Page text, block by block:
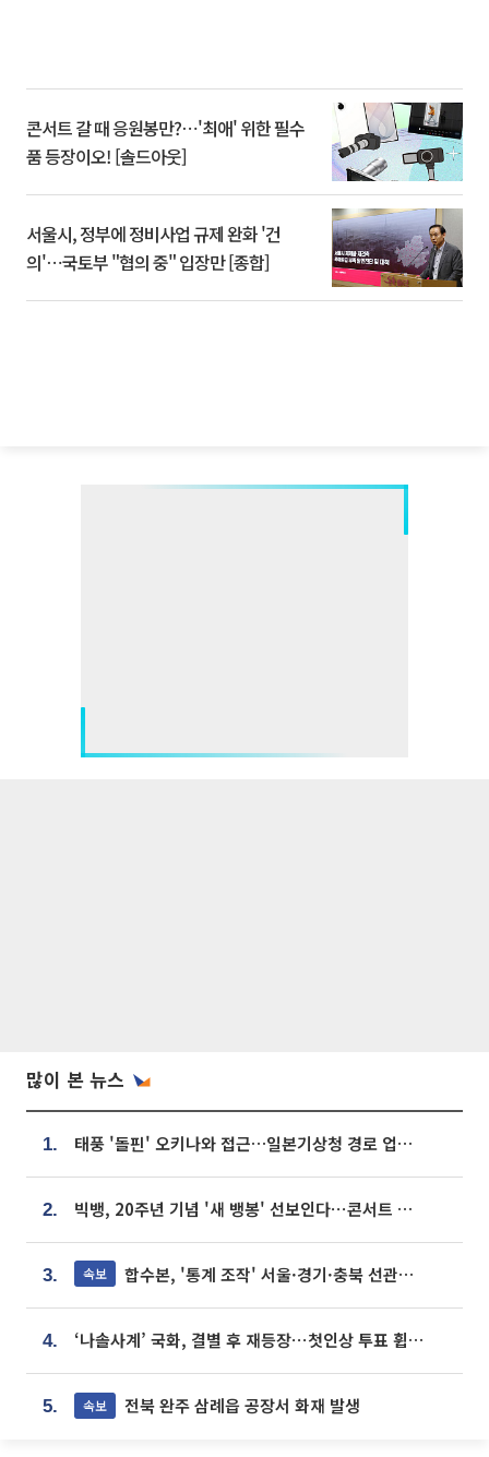
콘서트 갈 때 응원봉만?⋯'최애' 위한 필수
품 등장이오! [솔드아웃]
서울시, 정부에 정비사업 규제 완화 '건
의'⋯국토부 "협의 중" 입장만 [종합]
많이 본 뉴스
1. 태풍 '돌핀' 오키나와 접근…일본기상청 경로 업데이트
2. 빅뱅, 20주년 기념 '새 뱅봉' 선보인다⋯콘서트 앞두고 팝업 개최
3. 속보 합수본, '통계 조작' 서울·경기·충북 선관위 등 추가 압수수색
4. ‘나솔사계’ 국화, 결별 후 재등장⋯첫인상 투표 휩쓸고 ‘인기녀’ 등극
5. 속보 전북 완주 삼례읍 공장서 화재 발생